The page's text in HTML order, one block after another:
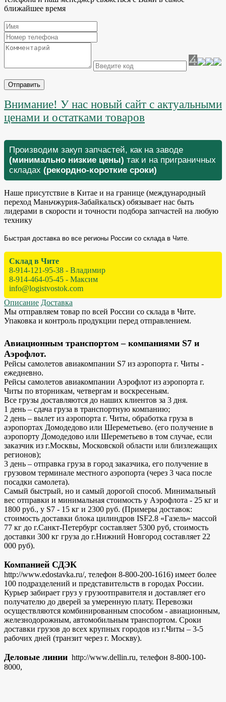
ближайшее время
Отправить
Внимание! У нас новый сайт с актуальными
ценами и остатками товаров
Производим закуп запчастей, как на заводе
(минимально низкие цены) так и на приграничных
складах (рекордно-короткие сроки)
Наше присутствие в Китае и на границе (международный
переход Маньчжурия-Забайкальск) обязывает нас быть
лидерами в скорости и точности подбора запчастей на любую
технику
Быстрая доставка во все регионы России со склада в Чите.
Склад в Чите
8-914-121-95-38 - Владимир
8-914-464-05-45 - Максим
info@logistvostok.com
Описание Доставка
Мы отправляем товар по всей России со склада в Чите.
Упаковка и контроль продукции перед отправлением.
Авиационным транспортом – компаниями S7 и
Аэрофлот.
Рейсы самолетов авиакомпании S7 из аэропорта г. Читы -
ежедневно.
Рейсы самолетов авиакомпании Аэрофлот из аэропорта г.
Читы по вторникам, четвергам и воскресеньям.
Все грузы доставляются до наших клиентов за 3 дня.
1 день – сдача груза в транспортную компанию;
2 день – вылет из аэропорта г. Читы, обработка груза в
аэропортах Домодедово или Шереметьево. (его получение в
аэропорту Домодедово или Шереметьево в том случае, если
заказчик из г.Москвы, Московской области или близлежащих
регионов);
3 день – отправка груза в город заказчика, его получение в
грузовом терминале местного аэропорта (через 3 часа после
посадки самолета).
Самый быстрый, но и самый дорогой способ. Минимальный
вес отправки и минимальная стоимость у Аэрофлота - 25 кг и
1800 руб., у S7 - 15 кг и 2300 руб. (Примеры доставок:
стоимость доставки блока цилиндров ISF2.8 «Газель» массой
77 кг до г.Санкт-Петербург составляет 5300 руб, стоимость
доставки 300 кг груза до г.Нижний Новгород составляет 22
000 руб).
Компанией СДЭК
http://www.edostavka.ru/, телефон 8-800-200-1616) имеет более
100 подразделений и представительств в городах России.
Курьер забирает груз у грузоотправителя и доставляет его
получателю до дверей за умеренную плату. Перевозки
осуществляются комбинированным способом - авиационным,
железнодорожным, автомобильным транспортом. Сроки
доставки грузов до всех крупных городов из г.Читы – 3-5
рабочих дней (транзит через г. Москву).
Деловые линии http://www.dellin.ru, телефон 8-800-100-
8000,